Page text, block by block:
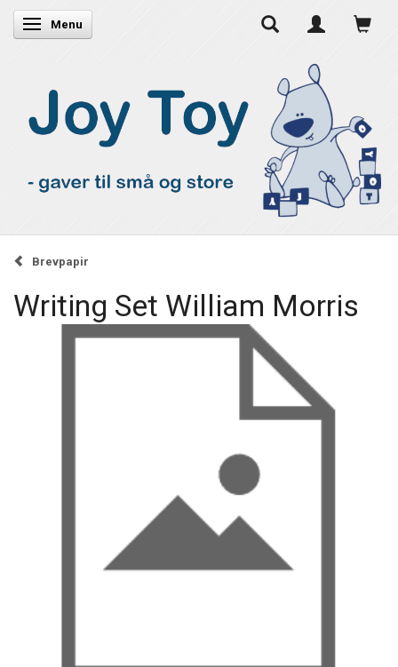
Skifte navigation
Menu
Brevpapir
Writing Set William Morris